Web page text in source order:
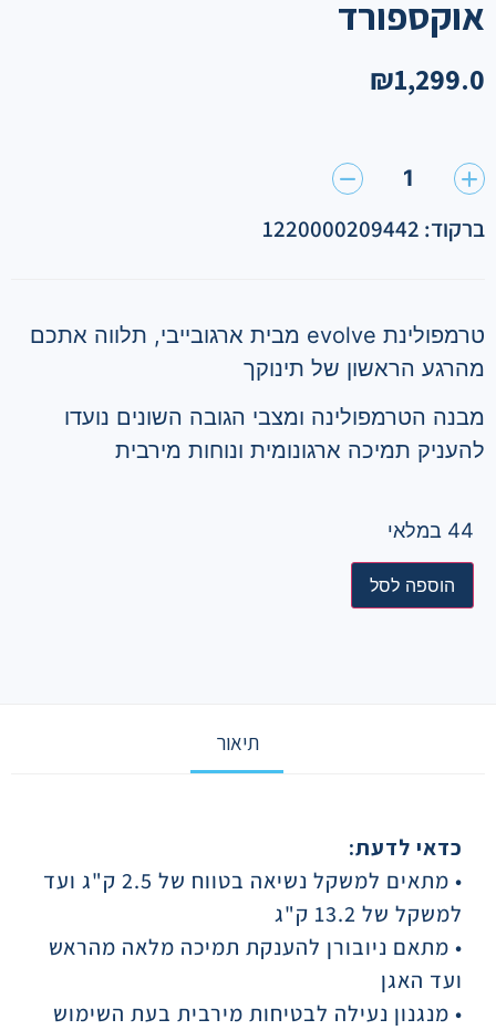
אוקספורד
₪1,299.0
1
ברקוד: 1220000209442
טרמפולינת מבית ארגובייבי, תלווה אתכם
מהרגע הראשון של תינוקך
מבנה הטרמפולינה ומצבי הגובה השונים נועדו
להעניק תמיכה ארגונומית ונוחות מירבית
44 במלאי
הוספה לסל
תיאור
כדאי לדעת:
• מתאים למשקל נשיאה בטווח של 2.5 ק"ג ועד
למשקל של 13.2 ק"ג
• מתאם ניובורן להענקת תמיכה מלאה מהראש
ועד האגן
• מנגנון נעילה לבטיחות מירבית בעת השימוש